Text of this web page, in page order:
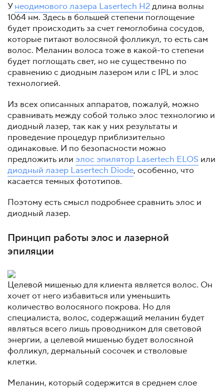
Унеодимового лазера Lasertech H2длина волны
1064 нм. Здесь в большей степени поглощение
будет происходить за счет гемоглобина сосудов,
которые питают волосяной фолликул, то есть сам
волос. Меланин волоса тоже в какой-то степени
будет поглощать свет, но не существенно по
сравнению с диодным лазером или с IPL и элос
технологией.
Из всех описанных аппаратов, пожалуй, можно
сравнивать между собой только элос технологию и
диодный лазер, так как у них результаты и
проведение процедур приблизительно
одинаковые. И по безопасности можно
предложить или элос эпилятор Lasertech ELOS или
диодный лазер Lasertech Diode, особенно, что
касается темных фототипов.
Поэтому есть смысл подробнее сравнить элос и
диодный лазер.
Принцип работы элос и лазерной
эпиляции
Целевой мишенью для клиента является волос. Он
хочет от него избавиться или уменьшить
количество волосяного покрова. Но для
специалиста, волос, содержащий меланин будет
являться всего лишь проводником для световой
энергии, а целевой мишенью будет волосяной
фолликул, дермальный сосочек и стволовые
клетки.
Меланин, который содержится в среднем слое